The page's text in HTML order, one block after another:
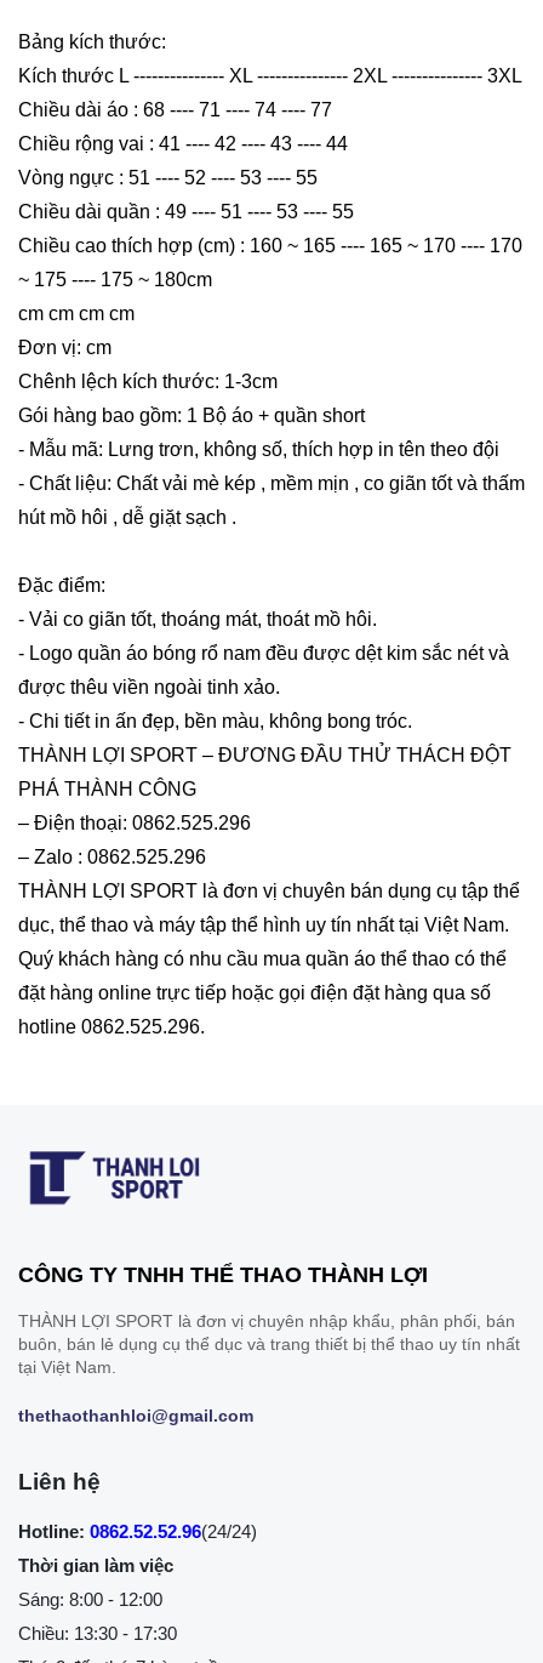
Bảng kích thước:
Kích thước L --------------- XL --------------- 2XL --------------- 3XL
Chiều dài áo : 68 ---- 71 ---- 74 ---- 77
Chiều rộng vai : 41 ---- 42 ---- 43 ---- 44
Vòng ngực : 51 ---- 52 ---- 53 ---- 55
Chiều dài quần : 49 ---- 51 ---- 53 ---- 55
Chiều cao thích hợp (cm) : 160 ~ 165 ---- 165 ~ 170 ---- 170
~ 175 ---- 175 ~ 180cm
cm cm cm cm
Đơn vị: cm
Chênh lệch kích thước: 1-3cm
Gói hàng bao gồm: 1 Bộ áo + quần short
- Mẫu mã: Lưng trơn, không số, thích hợp in tên theo đội
- Chất liệu: Chất vải mè kép , mềm mịn , co giãn tốt và thấm
hút mồ hôi , dễ giặt sạch .
Đặc điểm:
- Vải co giãn tốt, thoáng mát, thoát mồ hôi.
- Logo quần áo bóng rổ nam đều được dệt kim sắc nét và
được thêu viền ngoài tinh xảo.
- Chi tiết in ấn đẹp, bền màu, không bong tróc.
THÀNH LỢI SPORT – ĐƯƠNG ĐẦU THỬ THÁCH ĐỘT
PHÁ THÀNH CÔNG
– Điện thoại: 0862.525.296
– Zalo : 0862.525.296
THÀNH LỢI SPORT là đơn vị chuyên bán dụng cụ tập thể
dục, thể thao và máy tập thể hình uy tín nhất tại Việt Nam.
Quý khách hàng có nhu cầu mua quần áo thể thao có thể
đặt hàng online trực tiếp hoặc gọi điện đặt hàng qua số
hotline 0862.525.296.
CÔNG TY TNHH THỂ THAO THÀNH LỢI
THÀNH LỢI SPORT là đơn vị chuyên nhập khẩu, phân phối, bán
buôn, bán lẻ dụng cụ thể dục và trang thiết bị thể thao uy tín nhất
tại Việt Nam.
thethaothanhloi@gmail.com
Liên hệ
Hotline: 0862.52.52.96(24/24)
Thời gian làm việc
Sáng: 8:00 - 12:00
Chiều: 13:30 - 17:30